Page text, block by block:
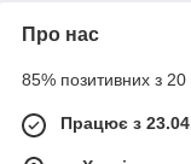
Про нас
85% позитивних з 20
Працює з